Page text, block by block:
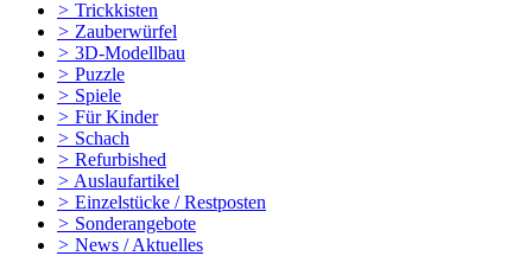
> Trickkisten
> Zauberwürfel
> 3D-Modellbau
> Puzzle
> Spiele
> Für Kinder
> Schach
> Refurbished
> Auslaufartikel
> Einzelstücke / Restposten
> Sonderangebote
> News / Aktuelles